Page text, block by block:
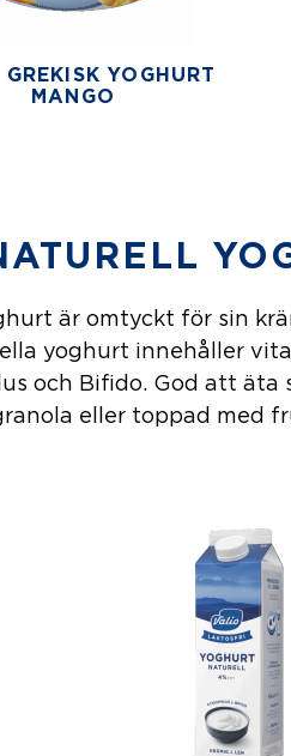
YOGHURT
MANGO
är omtyckt för sin
yoghurt innehåller
och Bifido. God att äta
eller toppad med